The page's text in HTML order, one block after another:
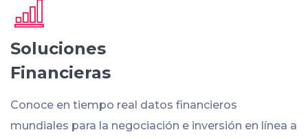
Soluciones
Financieras
Conoce en tiempo real datos financieros
mundiales para la negociación e inversión en línea a